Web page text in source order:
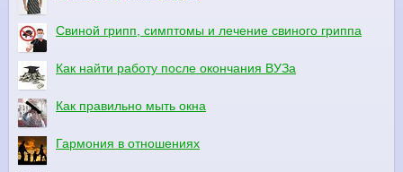
Свиной грипп, симптомы и лечение свиного гриппа
Как найти работу после окончания ВУЗа
Как правильно мыть окна
Гармония в отношениях